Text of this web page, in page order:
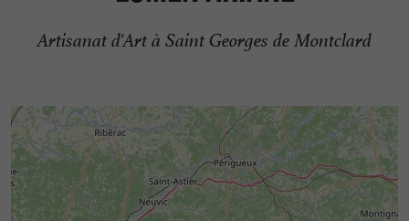
Artisanat d'Art à Saint Georges de Montclard